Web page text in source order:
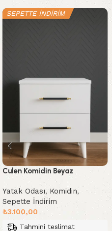
SEPETTE İNDİRİM
Culen Komidin Beyaz
Yatak Odası, Komidin,
Sepette İndirim
₺3.100,00
Tahmini teslimat